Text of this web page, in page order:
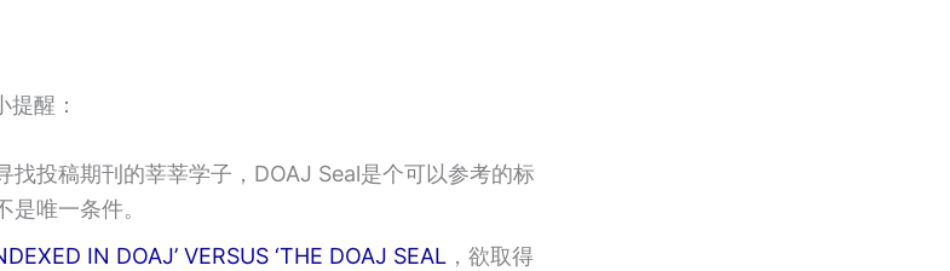
醒：
找投稿期刊的莘莘学子，DOAJ Seal是个可以参考的标
唯一条件。
IN DOAJ’ VERSUS ‘THE DOAJ SEAL ，欲取得